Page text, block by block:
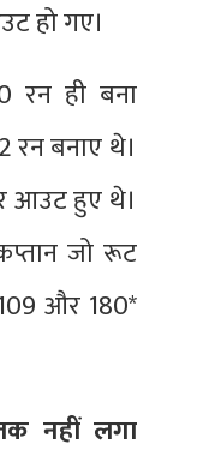
हो गए।
रन ही बना
रन बनाए थे।
आउट हुए थे।
जो रूट
और 180*
नहीं लगा